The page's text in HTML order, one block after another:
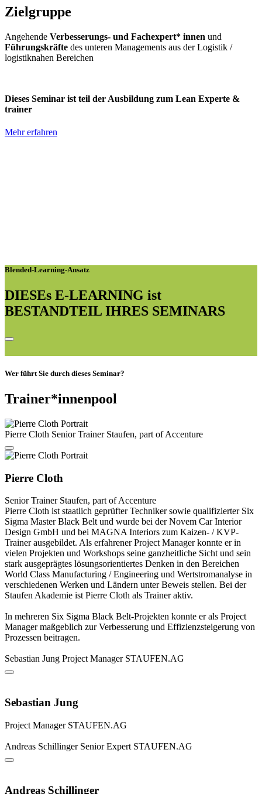
Zielgruppe
Angehende Verbesserungs- und Fachexpert* innen und
Führungskräfte des unteren Managements aus der Logistik /
logistiknahen Bereichen
Dieses Seminar ist teil der Ausbildung zum Lean Experte &
trainer
Mehr erfahren
Blended-Learning-Ansatz
DIESEs E-LEARNING ist
BESTANDTEIL IHRES SEMINARS
Wer führt Sie durch dieses Seminar?
Trainer*innenpool
Pierre Cloth Senior Trainer Staufen, part of Accenture
Pierre Cloth
Senior Trainer Staufen, part of Accenture
Pierre Cloth ist staatlich geprüfter Techniker sowie qualifizierter Six
Sigma Master Black Belt und wurde bei der Novem Car Interior
Design GmbH und bei MAGNA Interiors zum Kaizen- / KVP-
Trainer ausgebildet. Als erfahrener Project Manager konnte er in
vielen Projekten und Workshops seine ganzheitliche Sicht und sein
stark ausgeprägtes lösungsorientiertes Denken in den Bereichen
World Class Manufacturing / Engineering und Wertstromanalyse in
verschiedenen Werken und Ländern unter Beweis stellen. Bei der
Staufen Akademie ist Pierre Cloth als Trainer aktiv.
In mehreren Six Sigma Black Belt-Projekten konnte er als Project
Manager maßgeblich zur Verbesserung und Effizienzsteigerung von
Prozessen beitragen.
Sebastian Jung Project Manager STAUFEN.AG
Sebastian Jung
Project Manager STAUFEN.AG
Andreas Schillinger Senior Expert STAUFEN.AG
Andreas Schillinger